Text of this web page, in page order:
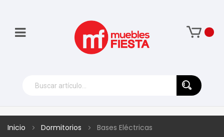
Inicio Dormitorios Bases Eléctricas